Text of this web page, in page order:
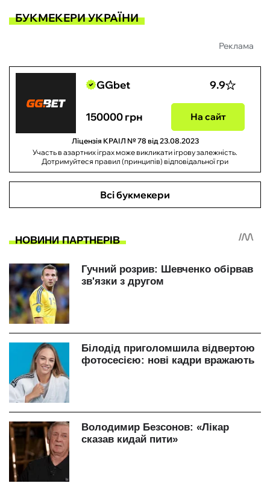
БУКМЕКЕРИ УКРАЇНИ
Реклама
GGbet 9.9
150000 грн На сайт
Ліцензія КРАІЛ № 78 від 23.08.2023
Участь в азартних іграх може викликати ігрову залежність.
Дотримуйтеся правил (принципів) відповідальної гри
Всі букмекери